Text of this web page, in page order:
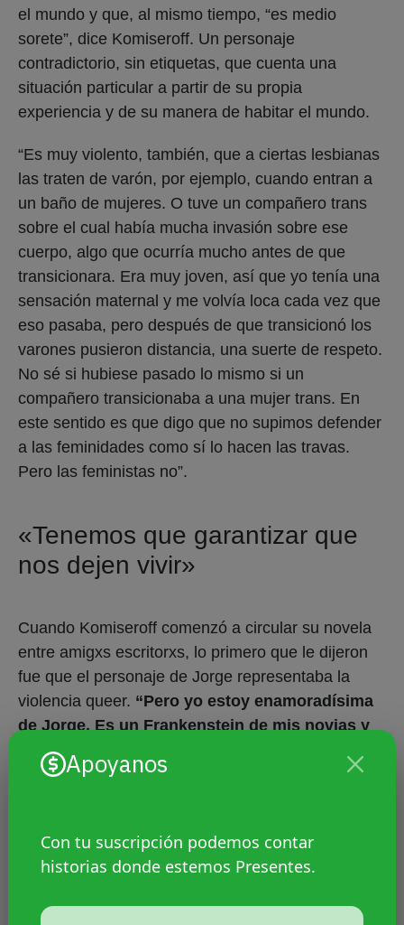
Apoyanos
Con tu suscripción podemos contar
historias donde estemos Presentes.
el mundo y que, al mismo tiempo, “es medio
sorete”, dice Komiseroff. Un personaje
contradictorio, sin etiquetas, que cuenta una
situación particular a partir de su propia
experiencia y de su manera de habitar el mundo.
“Es muy violento, también, que a ciertas lesbianas
las traten de varón, por ejemplo, cuando entran a
un baño de mujeres. O tuve un compañero trans
sobre el cual había mucha invasión sobre ese
cuerpo, algo que ocurría mucho antes de que
transicionara. Era muy joven, así que yo tenía una
sensación maternal y me volvía loca cada vez que
eso pasaba, pero después de que transicionó los
varones pusieron distancia, una suerte de respeto.
No sé si hubiese pasado lo mismo si un
compañero transicionaba a una mujer trans. En
este sentido es que digo que no supimos defender
a las feminidades como sí lo hacen las travas.
Pero las feministas no”.
«Tenemos que garantizar que
nos dejen vivir»
Cuando Komiseroff comenzó a circular su novela
entre amigxs escritorxs, lo primero que le dijeron
fue que el personaje de Jorge representaba la
violencia queer. “Pero yo estoy enamoradísima
de Jorge. Es un Frankenstein de mis novias y
de mis novios varones trans”,
debate sobre violencia entre lesbianas, por
Me pasaron cosas re heavys y he perdido amigas
varón cis y una mujer es evidente a quién hay que